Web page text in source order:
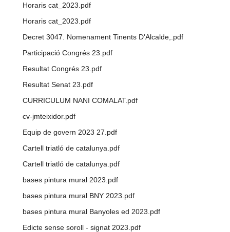
Horaris cat_2023.pdf
Horaris cat_2023.pdf
Decret 3047. Nomenament Tinents D'Alcalde,.pdf
Participació Congrés 23.pdf
Resultat Congrés 23.pdf
Resultat Senat 23.pdf
CURRICULUM NANI COMALAT.pdf
cv-jmteixidor.pdf
Equip de govern 2023 27.pdf
Cartell triatló de catalunya.pdf
Cartell triatló de catalunya.pdf
bases pintura mural 2023.pdf
bases pintura mural BNY 2023.pdf
bases pintura mural Banyoles ed 2023.pdf
Edicte sense soroll - signat 2023.pdf